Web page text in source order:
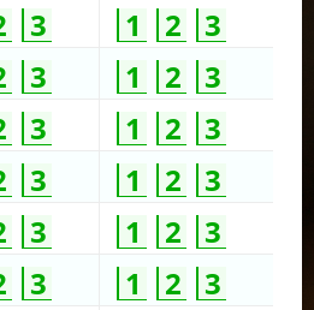
3 1 2
3
3 1 2
3
3 1 2
3
3 1 2
3
3 1 2
3
3 1 2
3